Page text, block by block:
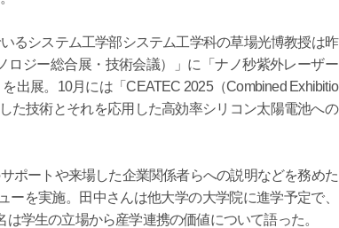
るシステム工学部システム工学科の草場光博教授は昨
ロジー総合展・技術会議）」に「ナノ秒紫外レーザー
出展。10月には「CEATEC 2025（Combined Exhibitio
た技術とそれを応用した高効率シリコン太陽電池への
ポートや来場した企業関係者らへの説明などを務めた
を実施。田中さんは他大学の大学院に進学予定で、
学生の立場から産学連携の価値について語った。